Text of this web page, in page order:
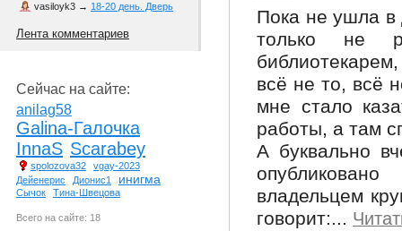
Пока не ушла в
только не
всё не то, всё
мне стало
работы, а там
А буквально
владельцем
говорит:...
vasiloyk3 → 18-20 день. Дверь
Лента комментариев
Сейчас на сайте:
anilag58
Galina-Галочка
InnaS Scarabey
spolozova32
vgay-2023
Дейенерис
Дионис1 инигма
Сычок Тина-Швецова
Всего на сайте: 18